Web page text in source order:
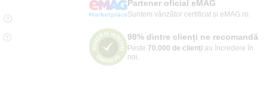
Partener oficial eMAG
Suntem vânzător certificat și eMAG.ro.
98% dintre clienți ne recomandă
Peste 70.000 de clienți au încredere în
noi.